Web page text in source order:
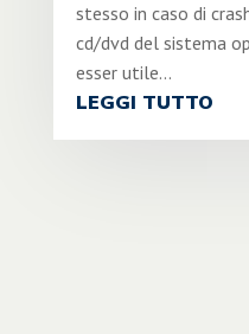
stesso in caso di
cd/dvd del sistema
esser utile...
LEGGI TUTTO